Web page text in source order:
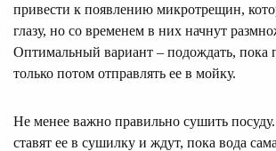
привести к появлению микротрещин,
глазу, но со временем в них начнут
Оптимальный вариант – подождать, пока
только потом отправлять ее в мойку.
Не менее важно правильно сушить
ставят ее в сушилку и ждут, пока вода